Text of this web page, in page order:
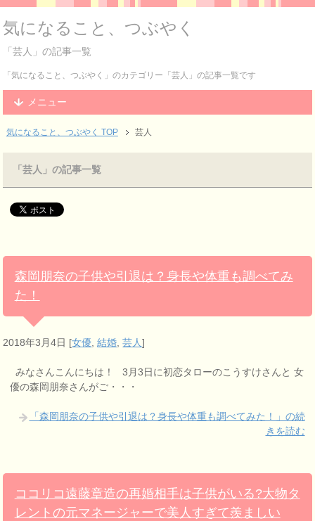
気になること、つぶやく
「芸人」の記事一覧
「気になること、つぶやく」のカテゴリー「芸人」の記事一覧です
メニュー
気になること、つぶやく TOP 芸人
「芸人」の記事一覧
森岡朋奈の子供や引退は？身長や体重も調べてみ
た！
2018年3月4日 [女優,結婚,芸人]
みなさんこんにちは！ 3月3日に初恋タローのこうすけさんと 女
優の森岡朋奈さんがご・・・
「森岡朋奈の子供や引退は？身長や体重も調べてみた！」の続
きを読む
ココリコ遠藤章造の再婚相手は子供がいる?大物タ
レントの元マネージャーで美人すぎて羨ましい